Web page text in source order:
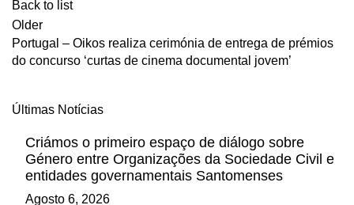
Back to list
Older
Portugal – Oikos realiza cerimónia de entrega de prémios
do concurso ‘curtas de cinema documental jovem’
Últimas Notícias
Criámos o primeiro espaço de diálogo sobre
Género entre Organizações da Sociedade Civil e
entidades governamentais Santomenses
Agosto 6, 2026